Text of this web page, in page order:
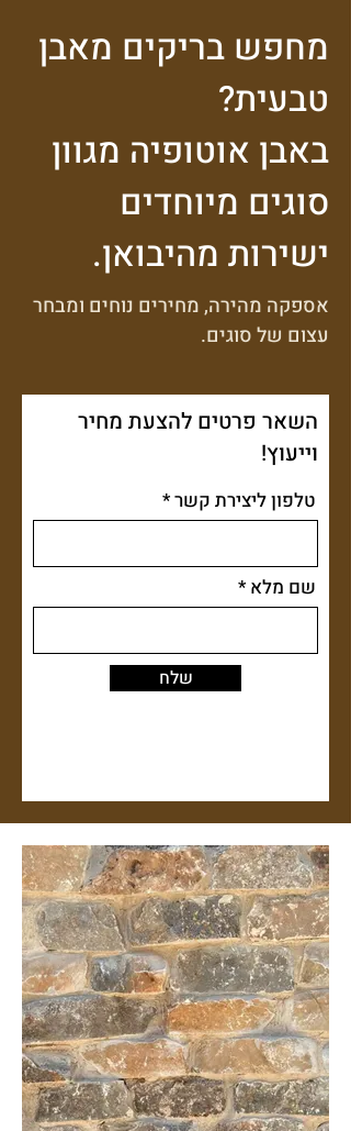
מחפש בריקים מאבן
טבעית?
באבן אוטופיה מגוון
סוגים מיוחדים
ישירות מהיבואן.
אספקה מהירה, מחירים נוחים ומבחר
עצום של סוגים.
השאר פרטים להצעת מחיר
וייעוץ!
טלפון ליצירת קשר
שם מלא
שלח